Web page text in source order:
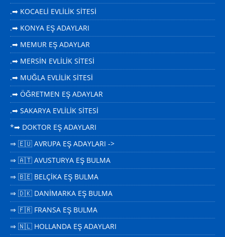
.➡ KOCAELİ EVLİLİK SİTESİ
.➡ KONYA EŞ ADAYLARI
.➡ MEMUR EŞ ADAYLAR
.➡ MERSİN EVLİLİK SİTESİ
.➡ MUĞLA EVLİLİK SİTESİ
.➡ ÖĞRETMEN EŞ ADAYLAR
.➡ SAKARYA EVLİLİK SİTESİ
*➡ DOKTOR EŞ ADAYLARI
⇒ 🇪🇺 AVRUPA EŞ ADAYLARI ->
⇒ 🇦🇹 AVUSTURYA EŞ BULMA
⇒ 🇧🇪 BELÇİKA EŞ BULMA
⇒ 🇩🇰 DANİMARKA EŞ BULMA
⇒ 🇫🇷 FRANSA EŞ BULMA
⇒ 🇳🇱 HOLLANDA EŞ ADAYLARI